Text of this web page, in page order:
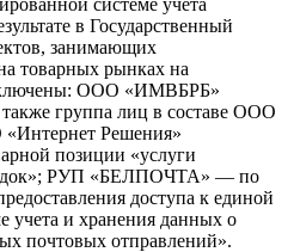
в Государственный
занимающих
товарных рынках на
ООО «ИМВБРБ»
группа лиц в составе ООО
Решения»
позиции «услуги
РУП «БЕЛПОЧТА» — по
доступа к единой
учета и хранения данных о
почтовых отправлений».